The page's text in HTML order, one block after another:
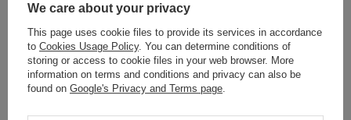
WYBIERZ OPCJĘ
KUP STYLIZACJĘ
We care about your privacy
This page uses cookie files to provide its services in accordance
to Cookies Usage Policy. You can determine conditions of
storing or access to cookie files in your web browser. More
information on terms and conditions and privacy can also be
found on Google's Privacy and Terms page.